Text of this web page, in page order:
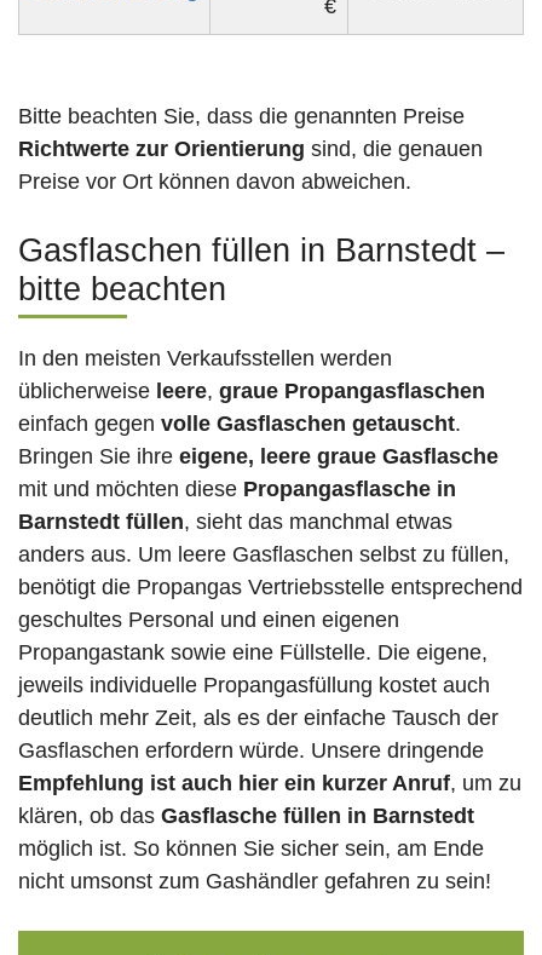
€
Bitte beachten Sie, dass die genannten Preise
Richtwerte zur Orientierung sind, die genauen
Preise vor Ort können davon abweichen.
Gasflaschen füllen in Barnstedt –
bitte beachten
In den meisten Verkaufsstellen werden
üblicherweise leere, graue Propangasflaschen
einfach gegen volle Gasflaschen getauscht.
Bringen Sie ihre eigene, leere graue Gasflasche
mit und möchten diese Propangasflasche in
Barnstedt füllen, sieht das manchmal etwas
anders aus. Um leere Gasflaschen selbst zu füllen,
benötigt die Propangas Vertriebsstelle entsprechend
geschultes Personal und einen eigenen
Propangastank sowie eine Füllstelle. Die eigene,
jeweils individuelle Propangasfüllung kostet auch
deutlich mehr Zeit, als es der einfache Tausch der
Gasflaschen erfordern würde. Unsere dringende
Empfehlung ist auch hier ein kurzer Anruf, um zu
klären, ob das Gasflasche füllen in Barnstedt
möglich ist. So können Sie sicher sein, am Ende
nicht umsonst zum Gashändler gefahren zu sein!